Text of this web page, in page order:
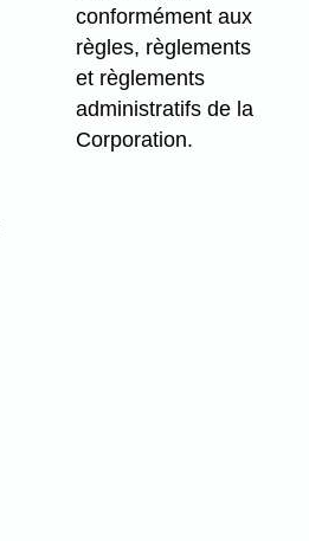
conformément aux
règles, règlements
et règlements
administratifs de la
Corporation.